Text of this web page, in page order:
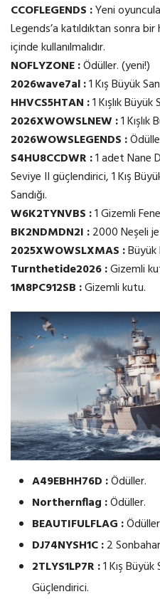
CCOFLEGENDS :Yeni
Legends’a katıldıktan sonra
içinde kullanılmalıdır.
NOFLYZONE :Ödüller. (yeni!)
2026wave7al :1 Kış Büyük
HHVCS5HTAN :1 Kışlık Büyük
2026XWOWSLNEW :1
2026WOWSLEGENDS :
S4HU8CCDWR :1 adet Nane
Seviye II güçlendirici, 1 Kış
Sandığı.
W6K2TYNVBS :1 Gizemli
BK2NDMDN2I :2000 Neşeli
2025XWOWSLXMAS :Büyük
Turnthetide2026 :Gizemli
1M8PC912SB :Gizemli kutu.
A49EBHH76D :Ödüller.
Northernflag :Ödüller.
BEAUTIFULFLAG :
DJ74NYSH1C :2
2TLYS1LP7R :1 Kış Büyük
Güçlendirici.